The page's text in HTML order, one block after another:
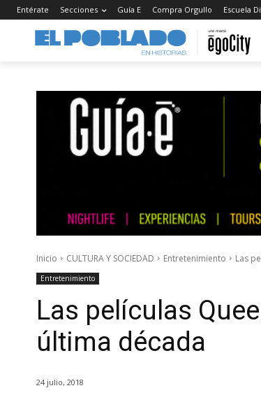
Entérate Secciones Guía E Compra Orgullo Escuela
Inicio CULTURA Y SOCIEDAD Entretenimiento Las
Entretenimiento
Las películas
última década
24 julio, 2018